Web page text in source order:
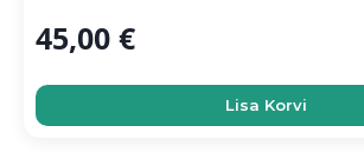
45,00 €
Lisa Korvi